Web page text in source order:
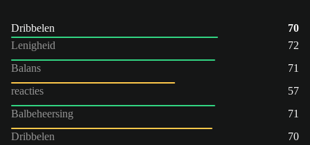
Dribbelen
70
Lenigheid
72
Balans
71
reacties
57
Balbeheersing
71
Dribbelen
70